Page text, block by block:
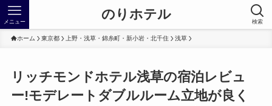
のりホテル 検索
メニュー
ホーム 東京都 上野・浅草・錦糸町・新小岩・北千住 浅草
リッチモンドホテル浅草の宿泊レビュ
ー!モデレートダブルルーム立地が良く